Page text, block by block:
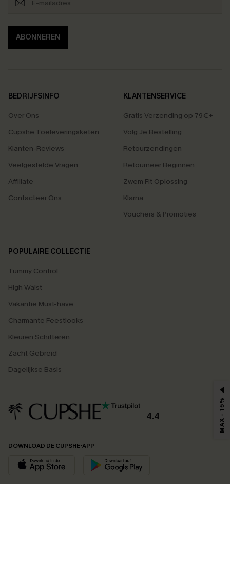
ABONNEREN
BEDRIJFSINFO
Over Ons
Cupshe Toeleveringsketen
Klanten-Reviews
Veelgestelde Vragen
Affiliate
Contacteer Ons
KLANTENSERVICE
Gratis Verzending op 79€+
Volg Je Bestelling
Retourzendingen
Retourneer Beginnen
Zwem Fit Oplossing
Klarna
Vouchers & Promoties
POPULAIRE COLLECTIE
Tummy Control
High Waist
Vakantie Must-have
Charmante Feestlooks
Kleuren Schitteren
Zacht Gebreid
Dagelijkse Basis
4.4
DOWNLOAD DE CUPSHE-APP
MAX - 15%